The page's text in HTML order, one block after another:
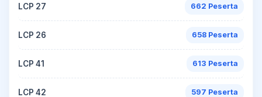
LCP 27 662 Peserta
LCP 26 658 Peserta
LCP 41 613 Peserta
LCP 42 597 Peserta